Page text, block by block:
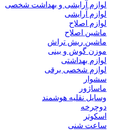
لوازم آرایشی و بهداشت شخصی
لوازم آرایشی
لوازم اصلاح
ماشین اصلاح
ماشین ریش تراش
موزن گوش و بینی
لوازم بهداشتی
لوازم شخصی برقی
سشوار
ماساژور
وسایل نقلیه هوشمند
دوچرخه
اسکوتر
ساعت شنی